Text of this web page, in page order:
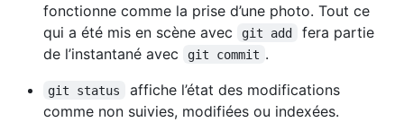
fonctionne comme la prise d’une photo. Tout ce
qui a été mis en scène avec
git add
fera partie
de l’instantané avec
git commit .
git status
affiche l’état des modifications
comme non suivies, modifiées ou indexées.